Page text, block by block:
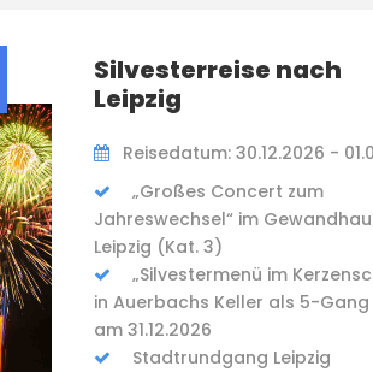
Silvesterreise nach
Leipzig
Reisedatum: 30.12.2026 -
„Großes Concert zum
Jahreswechsel“ im
Leipzig (Kat. 3)
„Silvestermenü im
in Auerbachs Keller als 5-Gang
am 31.12.2026
Stadtrundgang Leipzig